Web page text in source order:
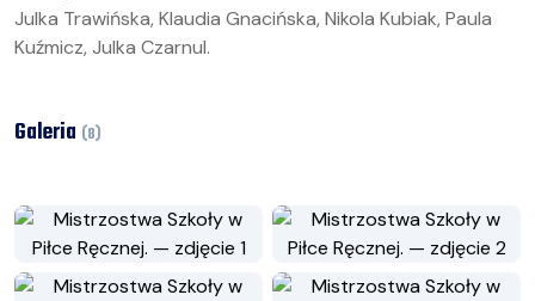
Julka Trawińska, Klaudia Gnacińska, Nikola Kubiak, Paula
Kuźmicz, Julka Czarnul.
Galeria (8)